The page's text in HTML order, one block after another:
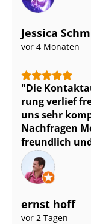
Jessica
vor 4 Monaten
Die
rung verlief
uns sehr
Nachfragen
freundlich
ernst hoff
vor 2 Tagen